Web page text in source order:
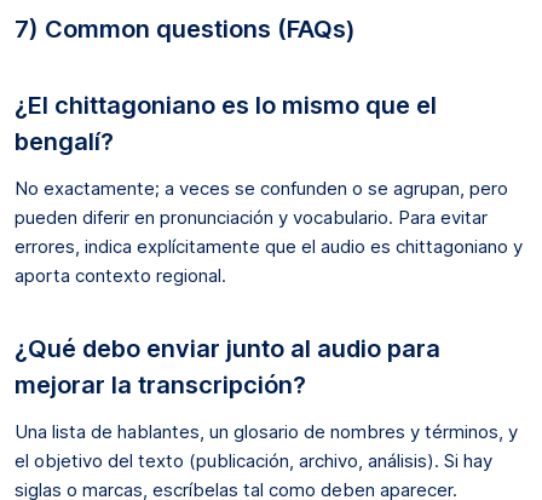
7) Common questions (FAQs)
¿El chittagoniano es lo mismo que el
bengalí?
No exactamente; a veces se confunden o se agrupan, pero
pueden diferir en pronunciación y vocabulario. Para evitar
errores, indica explícitamente que el audio es chittagoniano y
aporta contexto regional.
¿Qué debo enviar junto al audio para
mejorar la transcripción?
Una lista de hablantes, un glosario de nombres y términos, y
el objetivo del texto (publicación, archivo, análisis). Si hay
siglas o marcas, escríbelas tal como deben aparecer.